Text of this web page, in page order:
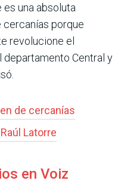
una absoluta
porque
revolucione el
Central y
de cercanías
Latorre
en Voiz